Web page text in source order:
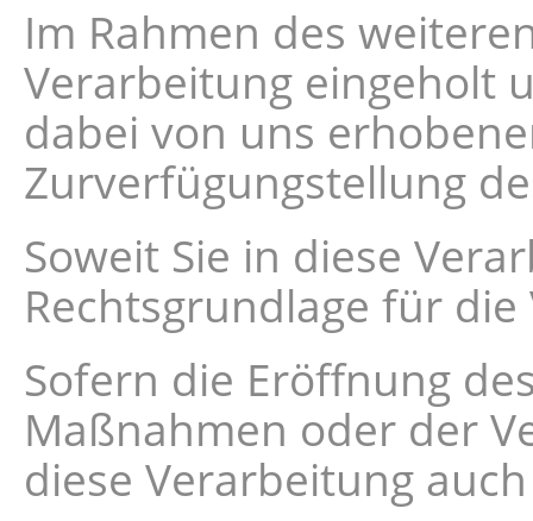
Im Rahmen des
Verarbeitung eingeholt
dabei von uns
Zurverfügungstellung
Soweit Sie in diese
Rechtsgrundlage für
Sofern die Eröffnung
Maßnahmen oder der
diese Verarbeitung